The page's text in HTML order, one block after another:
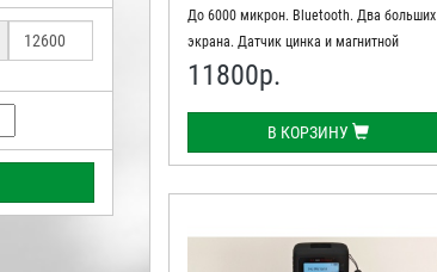
До 6000 микрон. Bluetooth. Два больших
экрана. Датчик цинка и магнитной
шпатлевки
11800р.
В КОРЗИНУ